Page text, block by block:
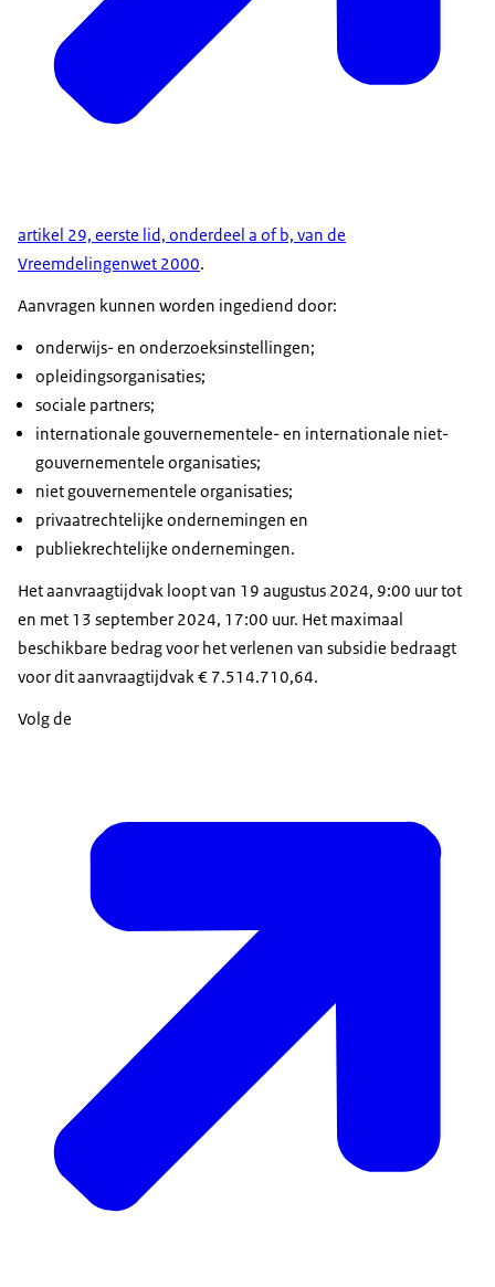
artikel 29, eerste lid, onderdeel a of b, van de
Vreemdelingenwet 2000.
Aanvragen kunnen worden ingediend door:
onderwijs- en onderzoeksinstellingen;
opleidingsorganisaties;
sociale partners;
internationale gouvernementele- en internationale niet-
gouvernementele organisaties;
niet gouvernementele organisaties;
privaatrechtelijke ondernemingen en
publiekrechtelijke ondernemingen.
Het aanvraagtijdvak loopt van 19 augustus 2024, 9:00 uur tot
en met 13 september 2024, 17:00 uur. Het maximaal
beschikbare bedrag voor het verlenen van subsidie bedraagt
voor dit aanvraagtijdvak € 7.514.710,64.
Volg de